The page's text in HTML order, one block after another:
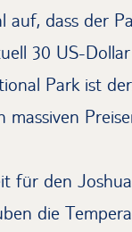
dass der
30 US-
Park ist
für den
die